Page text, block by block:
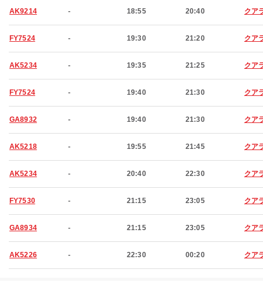
AK9214 - 18:55 20:40 クア
FY7524 - 19:30 21:20 クア
AK5234 - 19:35 21:25 クア
FY7524 - 19:40 21:30 クア
GA8932 - 19:40 21:30 クア
AK5218 - 19:55 21:45 クア
AK5234 - 20:40 22:30 クア
FY7530 - 21:15 23:05 クア
GA8934 - 21:15 23:05 クア
AK5226 - 22:30 00:20 クア